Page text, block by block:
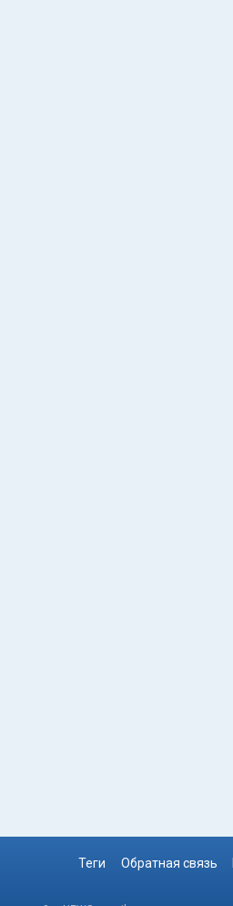
Теги Обратная связь